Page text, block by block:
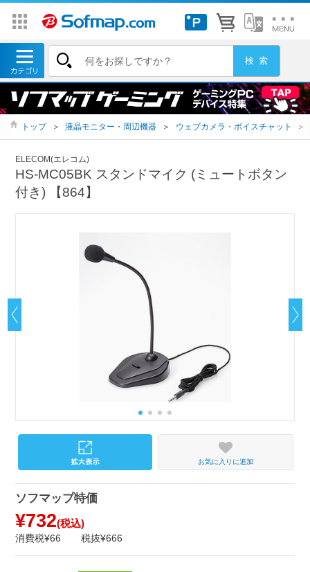
トップ ＞ 液晶モニター・周辺機器 ＞ ウェブカメラ・ボイスチャット ＞
ELECOM(エレコム)
HS-MC05BK スタンドマイク (ミュートボタン
付き) 【864】
お気に入りに追加
ソフマップ特価
¥732(税込)
消費税¥66 税抜¥666